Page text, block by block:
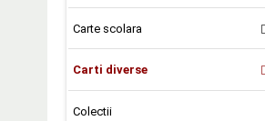
Carte scolara
Carti diverse
Colectii